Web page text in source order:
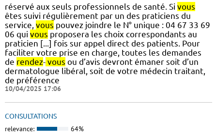
réservé aux seuls professionnels de santé. Si vous
êtes suivi régulièrement par un des praticiens du
service, vous pouvez joindre le N° unique : 04 67 33 69
06 qui vous proposera les choix correspondants au
praticien [...] fois sur appel direct des patients. Pour
faciliter votre prise en charge, toutes les demandes
de rendez- vous ou d’avis devront émaner soit d’un
dermatologue libéral, soit de votre médecin traitant,
de préférence
10/04/2025 17:06
CONSULTATIONS
relevance: 64%